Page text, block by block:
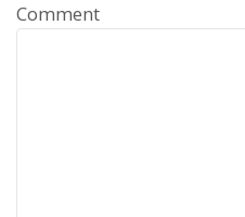
Comment